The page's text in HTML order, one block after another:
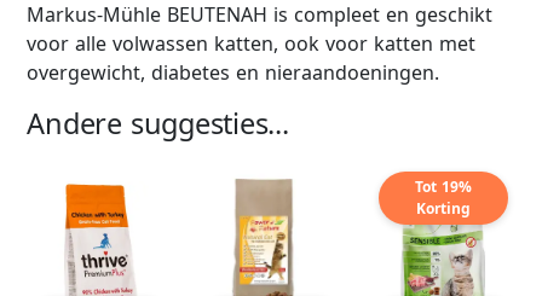
Markus-Mühle BEUTENAH is compleet en geschikt
voor alle volwassen katten, ook voor katten met
overgewicht, diabetes en nieraandoeningen.
Andere suggesties...
Tot 19%
Korting